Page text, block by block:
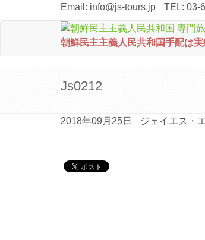
Email: info@js-tours.jp TEL: 03-
朝鮮民主主義人民共和国手配は
Js0212
2018年09月25日 ジェイエス・